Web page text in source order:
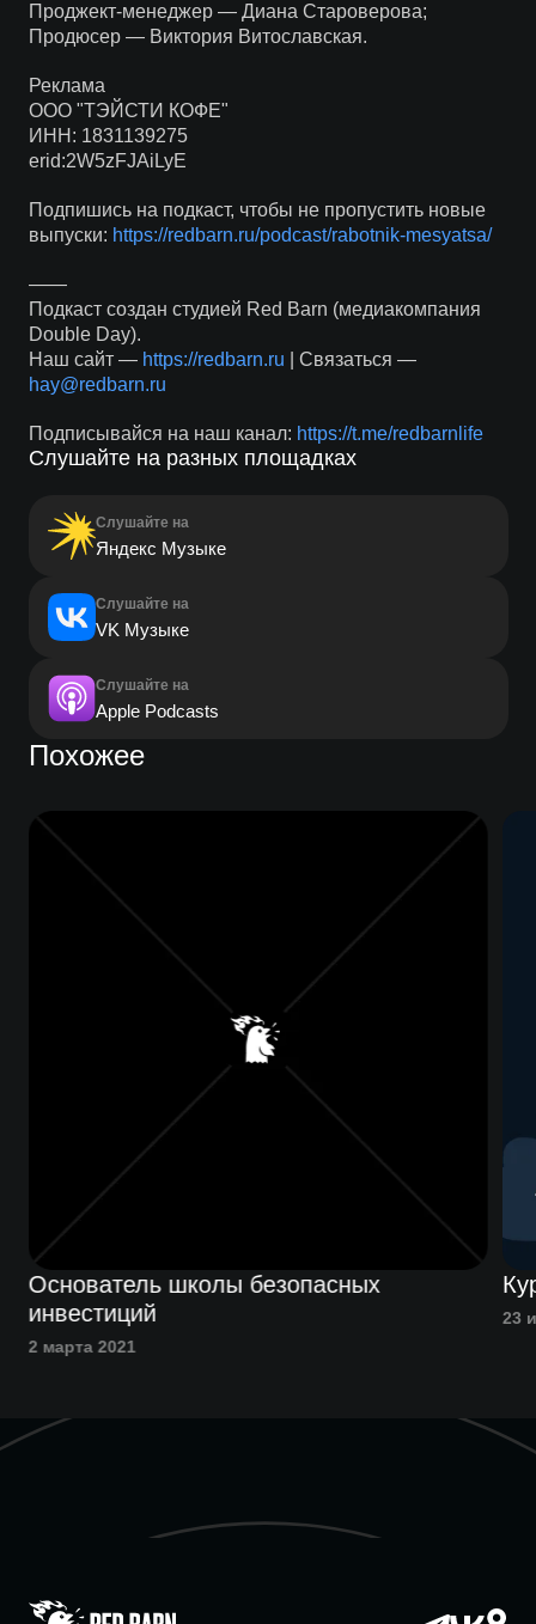
Проджект-менеджер — Диана Староверова;
Продюсер — Виктория Витославская.
Реклама
ООО "ТЭЙСТИ КОФЕ"
ИНН: 1831139275
erid:2W5zFJAiLyE
Подпишись на подкаст, чтобы не пропустить новые
выпуски: https://redbarn.ru/podcast/rabotnik-mesyatsa/
——
Подкаст создан студией Red Barn (медиакомпания
Double Day).
Наш сайт — https://redbarn.ru | Связаться —
hay@redbarn.ru
Подписывайся на наш канал: https://t.me/redbarnlife
Слушайте на разных площадках
Слушайте на
Яндекс Музыке
Слушайте на
VK Музыке
Слушайте на
Apple Podcasts
Похожее
Основатель школы безопасных
инвестиций
2 марта 2021
23